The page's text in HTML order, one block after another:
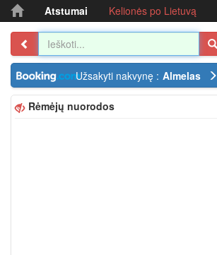
Atstumai Kelionės po Lietuvą
Užsakyti nakvynę : Almelas
Rėmėjų nuorodos